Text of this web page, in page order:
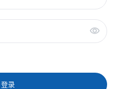
登录